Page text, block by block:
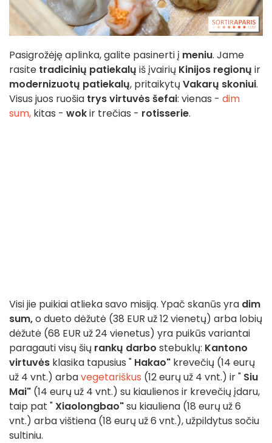
Pasigrožėję aplinka, galite pasinerti į meniu. Jame
rasite tradicinių patiekalų iš įvairių Kinijos regionų ir
modernizuotų patiekalų, pritaikytų Vakarų skoniui.
Visus juos ruošia trys virtuvės šefai: vienas - dim
sum, kitas - wokir trečias - rotisserie.
Visi jie puikiai atlieka savo misiją. Ypač skanūs yra dim
sum,o dueto dėžutė (38 EUR už 12 vienetų) arba lobių
dėžutė (68 EUR už 24 vienetus) yra puikūs variantai
paragauti visų šių rankų darbo stebuklų: Kantono
virtuvės klasika tapusius " Hakao" krevečių (14 eurų
už 4 vnt.) arbavegetariškus (12 eurų už 4 vnt.) ir " Siu
Mai" (14 eurų už 4 vnt.) su kiaulienos ir krevečių įdaru,
taip pat "Xiaolongbao"su kiauliena (18 eurų už 6
vnt.) arba vištiena (18 eurų už 6 vnt.), užpildytus sočiu
sultiniu.